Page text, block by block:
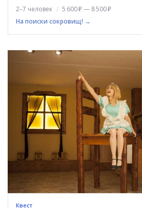
2–7 человек
5 600 ₽ — 8 500 ₽
На поиски сокровищ! →
Квест